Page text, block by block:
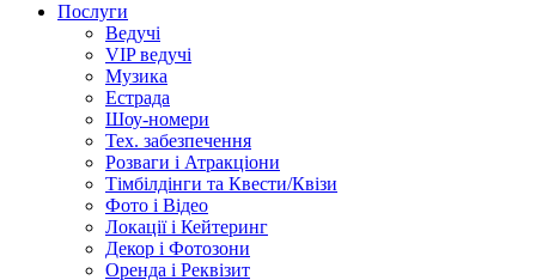
Послуги
Ведучі
VIP ведучі
Музика
Естрада
Шоу-номери
Тех. забезпечення
Розваги і Атракціони
Тімбілдінги та Квести/Квізи
Фото і Відео
Локації і Кейтеринг
Декор і Фотозони
Оренда і Реквізит